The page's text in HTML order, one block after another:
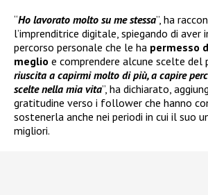
“Ho lavorato molto su me stessa”, ha
l’imprenditrice digitale, spiegando di aver
percorso personale che le ha permesso
meglio e comprendere alcune scelte del
riuscita a capirmi molto di più, a capire
scelte nella mia vita”, ha dichiarato,
gratitudine verso i follower che hanno
sostenerla anche nei periodi in cui il suo
migliori.